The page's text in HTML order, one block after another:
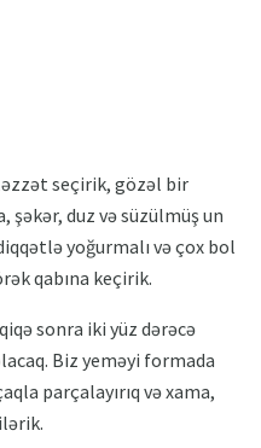
seçirik, gözəl bir
şəkər, duz və süzülmüş un
yoğurmalı və çox bol
qabına keçirik.
sonra iki yüz dərəcə
Biz yeməyi formada
parçalayırıq və xama,